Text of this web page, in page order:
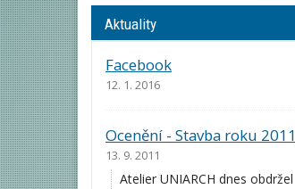
Aktuality
Facebook
12. 1. 2016
Ocenění - Stavba roku 2011
13. 9. 2011
Atelier UNIARCH dnes obdržel